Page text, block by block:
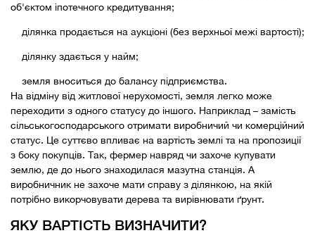
об'єктом іпотечного кредитування;
ділянка продається на аукціоні (без верхньої межі вартості);
ділянку здається у найм;
земля вноситься до балансу підприємства.
На відміну від житлової нерухомості, земля легко може
переходити з одного статусу до іншого. Наприклад – замість
сільськогосподарського отримати виробничий чи комерційний
статус. Це суттєво впливає на вартість землі та на пропозиції
з боку покупців. Так, фермер навряд чи захоче купувати
землю, де до нього знаходилася мазутна станція. А
виробничник не захоче мати справу з ділянкою, на якій
потрібно викорчовувати дерева та вирівнювати ґрунт.
ЯКУ ВАРТІСТЬ ВИЗНАЧИТИ?